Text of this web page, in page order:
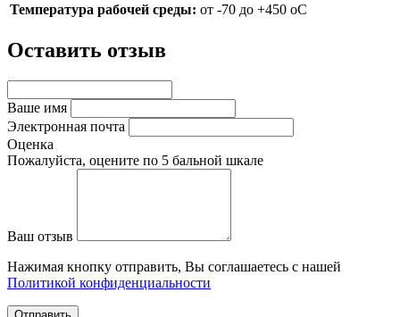
Температура рабочей среды: от -70 до +450 oC
Оставить отзыв
Ваше имя
Электронная почта
Оценка
Пожалуйста, оцените по 5 бальной шкале
Ваш отзыв
Нажимая кнопку отправить, Вы соглашаетесь с нашей
Политикой конфиденциальности